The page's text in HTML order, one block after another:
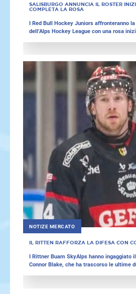
SALISBURGO ANNUNCIA IL ROSTER
COMPLETA LA ROSA
I Red Bull Hockey Juniors affronteranno
dell’Alps Hockey League con una rosa
sette giocatori figurano nella rosa per la
Die Adler Stadtwerke Kitzbühel ha
propria compagine con il centro svedese
NOTIZE MERCATO
IL RITTEN RAFFORZA LA DIFESA CON
I Rittner Buam SkyAlps hanno ingaggiato
Connor Blake, che ha trascorso le ultime